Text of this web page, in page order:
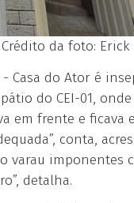
da foto:
Casa do Ator é
do CEI-01,
em frente e ficava
conta,
varau imponentes
detalha.